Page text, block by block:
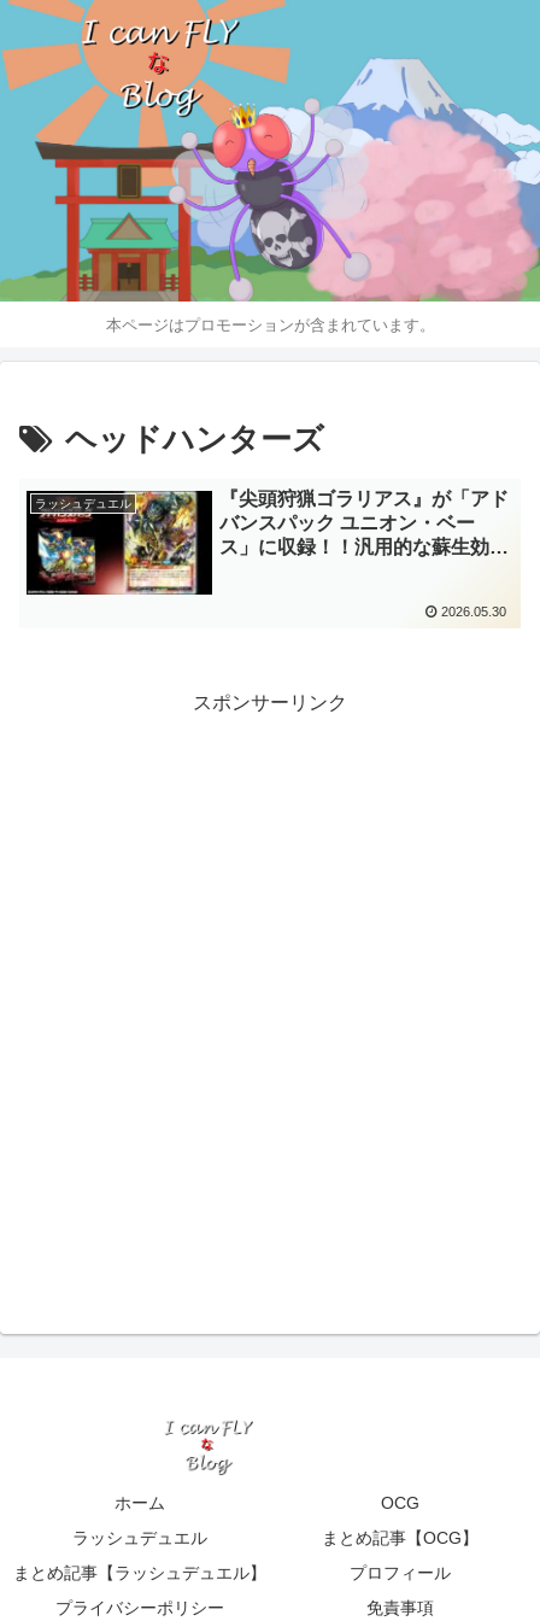
本ページはプロモーションが含まれています。
ヘッドハンターズ
ラッシュデュエル
『尖頭狩猟ゴラリアス』が「アド
バンスパック ユニオン・ベー
ス」に収録！！汎用的な蘇生効果
では是非とも採用したいモンスタ
2026.05.30
スポンサーリンク
ホーム
OCG
ラッシュデュエル
まとめ記事【OCG】
まとめ記事【ラッシュデュエル】
プロフィール
プライバシーポリシー
免責事項